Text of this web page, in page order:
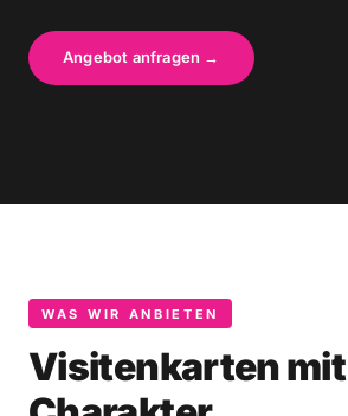
Angebot anfragen →
WAS WIR ANBIETEN
Visitenkarten mit